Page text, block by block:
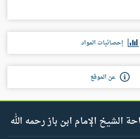
إحصائيات المواد
عن الموقع
الشيخ الإمام ابن باز رحمه الله